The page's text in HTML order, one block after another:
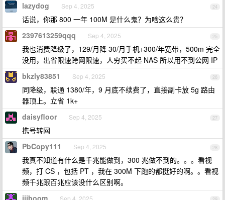
24
lazydog Sep 4, 2025
话说，你那 800 一年 100M 是什么鬼？为啥这么贵？
25
2397613259qqq Sep 4, 2025
我也消费降级了，129/月降 30/月手机+300/年宽带，500m 完全
没用，出省限速跨网限速，人穷买不起 NAS 所以用不到公网 IP
26
bkzly83851 Sep 4, 2025
同降级，联通 1380/年，9 月底不续费了，直接副卡放 5g 路由
器顶上。立省 1k+
27
daisyfloor Sep 4, 2025
携号转网
28
PbCopy111 Sep 4, 2025
我真不知道有什么是千兆能做到，300 兆做不到的。。。看视
频，打 CS ，包括 PT ，我在 300M 下跑的都挺好的啊。。看视
频千兆跟百兆应该没什么区别啊。